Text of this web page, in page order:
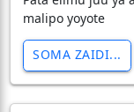
malipo yoyote
SOMA ZAIDI...